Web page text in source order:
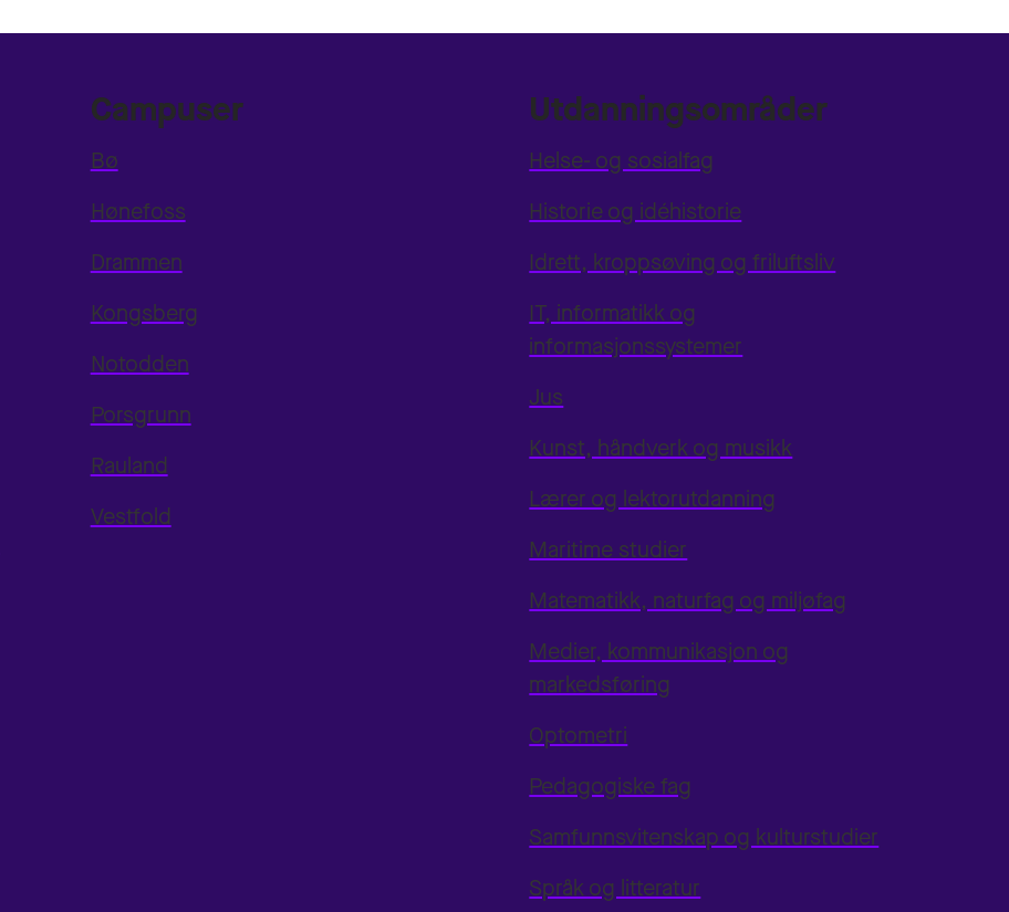
Campuser
Bø
Hønefoss
Drammen
Kongsberg
Notodden
Porsgrunn
Rauland
Vestfold
Utdanningsområder
Helse- og sosialfag
Historie og idéhistorie
Idrett, kroppsøving og friluftsliv
IT, informatikk og
informasjonssystemer
Jus
Kunst, håndverk og musikk
Lærer og lektorutdanning
Maritime studier
Matematikk, naturfag og miljøfag
Medier, kommunikasjon og
markedsføring
Optometri
Pedagogiske fag
Samfunnsvitenskap og kulturstudier
Språk og litteratur